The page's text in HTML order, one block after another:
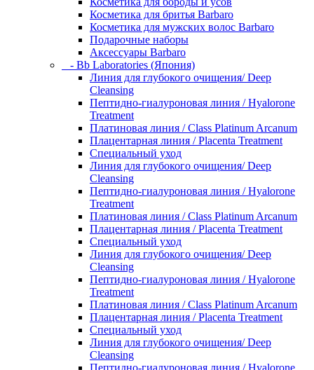
Косметика для бритья Barbaro
Косметика для мужских волос Barbaro
Подарочные наборы
Аксессуары Barbaro
- Bb Laboratories (Япония)
Линия для глубокого очищения/ Deep
Cleansing
Пептидно-гиалуроновая линия / Hyalorone
Treatment
Платиновая линия / Class Platinum Arcanum
Плацентарная линия / Placenta Treatment
Специальный уход
Линия для глубокого очищения/ Deep
Cleansing
Пептидно-гиалуроновая линия / Hyalorone
Treatment
Платиновая линия / Class Platinum Arcanum
Плацентарная линия / Placenta Treatment
Специальный уход
Линия для глубокого очищения/ Deep
Cleansing
Пептидно-гиалуроновая линия / Hyalorone
Treatment
Платиновая линия / Class Platinum Arcanum
Плацентарная линия / Placenta Treatment
Специальный уход
Линия для глубокого очищения/ Deep
Cleansing
Пептидно-гиалуроновая линия / Hyalorone